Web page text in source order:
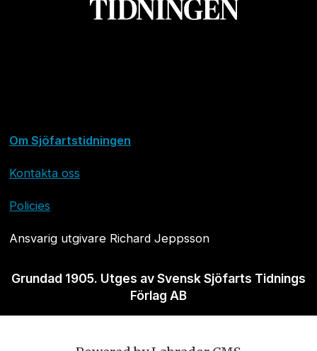
Om Sjöfartstidningen
Kontakta oss
Policies
Ansvarig utgivare Richard Jeppsson
Grundad 1905. Utges av Svensk Sjöfarts Tidnings
Förlag AB